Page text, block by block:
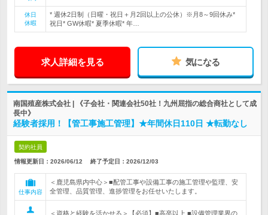
休日
休暇
* 週休2日制（日曜・祝日＋月2回以上の公休）※月8～9回休み*
祝日* GW休暇* 夏季休暇* 年…
求人詳細を見る 気になる
南国殖産株式会社 | 《子会社・関連会社50社！九州屈指の総合商社として成
長中》
経験者採用！【管工事施工管理】★年間休日110日 ★転勤なし
契約社員
情報更新日：2026/06/12 終了予定日： 2026/12/03
仕事内容
＜鹿児島県内中心＞■配管工事や設備工事の施工管理や監理、安
全管理、品質管理、進捗管理をお任せいたします。
＜資格と経験を活かせる＞【必須】■高卒以上 ■設備管理業界の